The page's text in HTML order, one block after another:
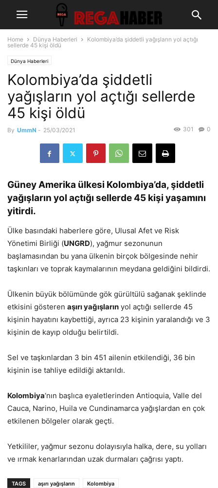
Home Dünya Haberleri
Kolombiya’da şiddetli yağışların yol açtığı
sellerde 45 kişi öldü
Dünya Haberleri
Kolombiya’da şiddetli
yağışların yol açtığı sellerde
45 kişi öldü
By UmmN - 25/03/2021 0
301
Güney Amerika ülkesi Kolombiya’da, şiddetli
yağışların yol açtığı sellerde 45 kişi yaşamını
yitirdi.
Ülke basındaki haberlere göre, Ulusal Afet ve Risk
Yönetimi Birliği (UNGRD), yağmur sezonunun
başlamasından bu yana ülkenin birçok bölgesinde nehir
taşkınları ve toprak kaymalarının meydana geldiğini bildirdi.
Ülkenin büyük bölümünde gök gürültülü sağanak şeklinde
etkisini gösteren aşırı yağışların yol açtığı sellerde 45
kişinin hayatını kaybettiği, ayrıca 23 kişinin yaralandığı ve 3
kişinin de kayıp olduğu belirtildi.
Sel ve taşkınlardan 3 bin 451 ailenin etkilendiği, 36 bin
kişinin ise tahliye edildiği aktarıldı.
Kolombiya‘nın başlıca eyaletlerinden Antioquia, Valle del
Cauca, Narino, Huila ve Cundinamarca yağışlardan en çok
etkilenen bölgeler olarak geçti.
Yetkililer, yağmur sezonu dolayısıyla halka, dere, su yolları
ve ırmak kenarlarından uzak durmaları çağrısı yaptı.
TAGS aşırı yağışların
Kolombiya